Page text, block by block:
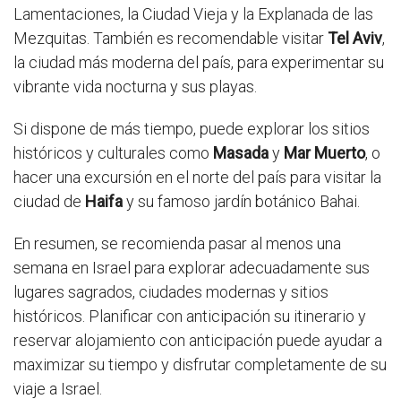
Lamentaciones, la Ciudad Vieja y la Explanada de las
Mezquitas. También es recomendable visitarTel Aviv,
la ciudad más moderna del país, para experimentar su
vibrante vida nocturna y sus playas.
Si dispone de más tiempo, puede explorar los sitios
históricos y culturales como Masaday Mar Muerto, o
hacer una excursión en el norte del país para visitar la
ciudad de Haifay su famoso jardín botánico Bahai.
En resumen, se recomienda pasar al menos una
semana en Israel para explorar adecuadamente sus
lugares sagrados, ciudades modernas y sitios
históricos. Planificar con anticipación su itinerario y
reservar alojamiento con anticipación puede ayudar a
maximizar su tiempo y disfrutar completamente de su
viaje a Israel.